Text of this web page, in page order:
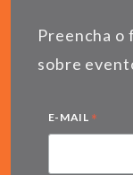
Preencha o
sobre
E-MAIL *